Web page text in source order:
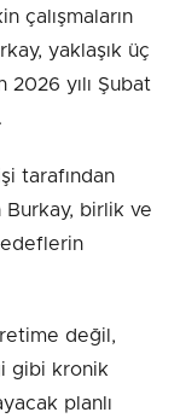
çalışmaların
yaklaşık üç
2026 yılı Şubat
tarafından
birlik ve
değil,
gibi kronik
planlı